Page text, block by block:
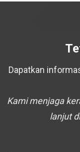
Dapatkan
Kami menjaga
lanjut